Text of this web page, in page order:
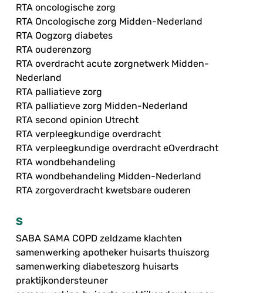
RTA oncologische zorg
RTA Oncologische zorg Midden-Nederland
RTA Oogzorg diabetes
RTA ouderenzorg
RTA overdracht acute zorgnetwerk Midden-
Nederland
RTA palliatieve zorg
RTA palliatieve zorg Midden-Nederland
RTA second opinion Utrecht
RTA verpleegkundige overdracht
RTA verpleegkundige overdracht eOverdracht
RTA wondbehandeling
RTA wondbehandeling Midden-Nederland
RTA zorgoverdracht kwetsbare ouderen
S
SABA SAMA COPD zeldzame klachten
samenwerking apotheker huisarts thuiszorg
samenwerking diabeteszorg huisarts
praktijkondersteuner